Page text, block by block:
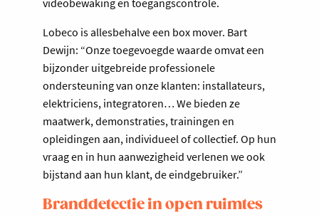
Lobeco is allesbehalve een box mover. Bart
Dewijn: “Onze toegevoegde waarde omvat een
bijzonder uitgebreide professionele
ondersteuning van onze klanten: installateurs,
elektriciens, integratoren… We bieden ze
maatwerk, demonstraties, trainingen en
opleidingen aan, individueel of collectief. Op hun
vraag en in hun aanwezigheid verlenen we ook
bijstand aan hun klant, de eindgebruiker.”
Branddetectie in open ruimtes